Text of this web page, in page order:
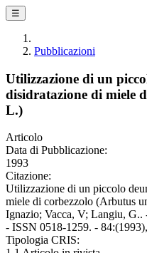
☰
Pubblicazioni
Utilizzazione di un
disidratazione di miele
L.)
Articolo
Data di Pubblicazione:
1993
Citazione:
Utilizzazione di un piccolo
miele di corbezzolo (Arbutus
Ignazio; Vacca, V; Langiu,
- ISSN 0518-1259. -
Tipologia CRIS: